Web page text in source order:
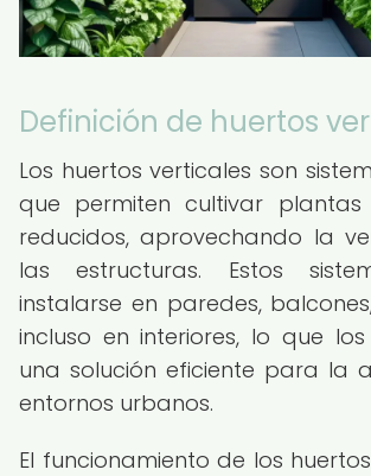
Definición de huertos
Los huertos verticales son
que permiten cultivar plantas
reducidos, aprovechando la
las estructuras. Estos
instalarse en paredes,
incluso en interiores, lo que
una solución eficiente para la
entornos urbanos.
El funcionamiento de los